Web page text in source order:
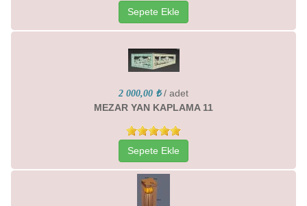
Sepete Ekle
2 000,00 ₺ / adet
MEZAR YAN KAPLAMA 11
Sepete Ekle